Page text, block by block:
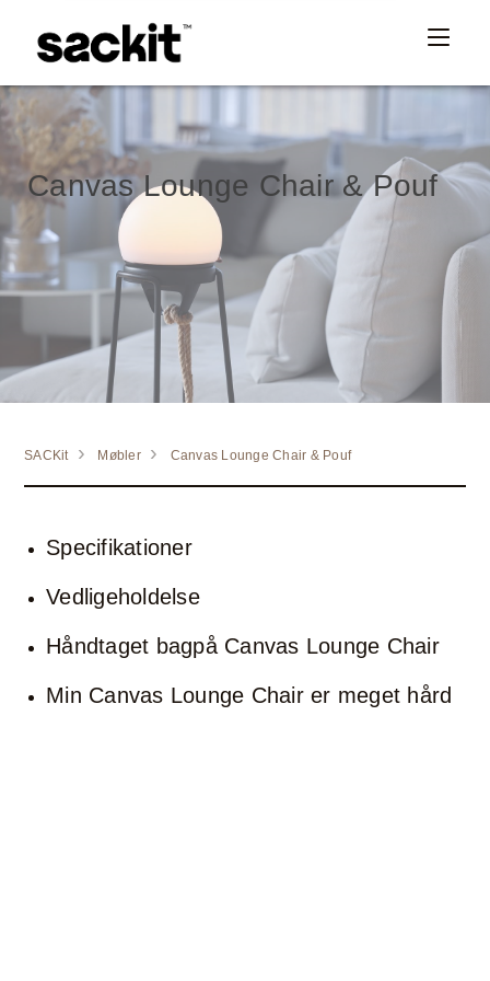
Canvas Lounge Chair & Pouf
SACKit Møbler Canvas Lounge Chair & Pouf
Specifikationer
Vedligeholdelse
Håndtaget bagpå Canvas Lounge Chair
Min Canvas Lounge Chair er meget hård